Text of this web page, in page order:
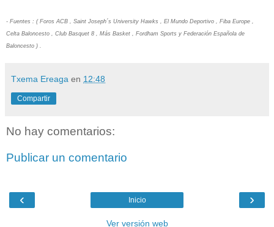
- Fuentes : ( Foros ACB , Saint Joseph´s University Hawks , El Mundo Deportivo , Fiba Europe ,
Celta Baloncesto , Club Basquet 8 , Más Basket , Fordham Sports y Federación Española de
Baloncesto ) .
Txema Ereaga en 12:48
Compartir
No hay comentarios:
Publicar un comentario
‹ ›
Inicio
Ver versión web